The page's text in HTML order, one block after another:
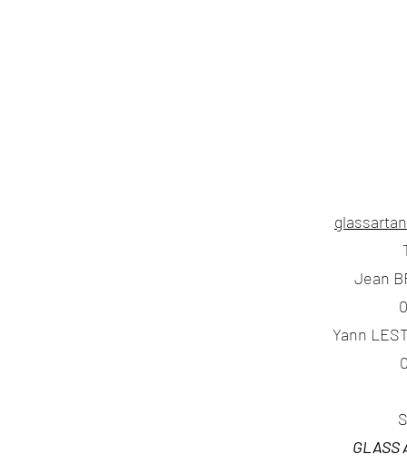
Jean
Yann
GLASS